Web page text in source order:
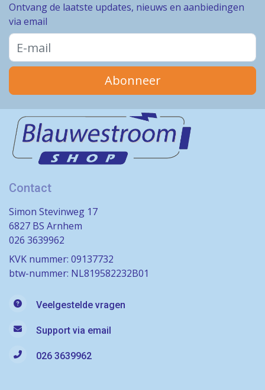
Ontvang de laatste updates, nieuws en aanbiedingen
via email
Abonneer
Contact
Simon Stevinweg 17
6827 BS Arnhem
026 3639962
KVK nummer: 09137732
btw-nummer: NL819582232B01
Veelgestelde vragen
Support via email
026 3639962